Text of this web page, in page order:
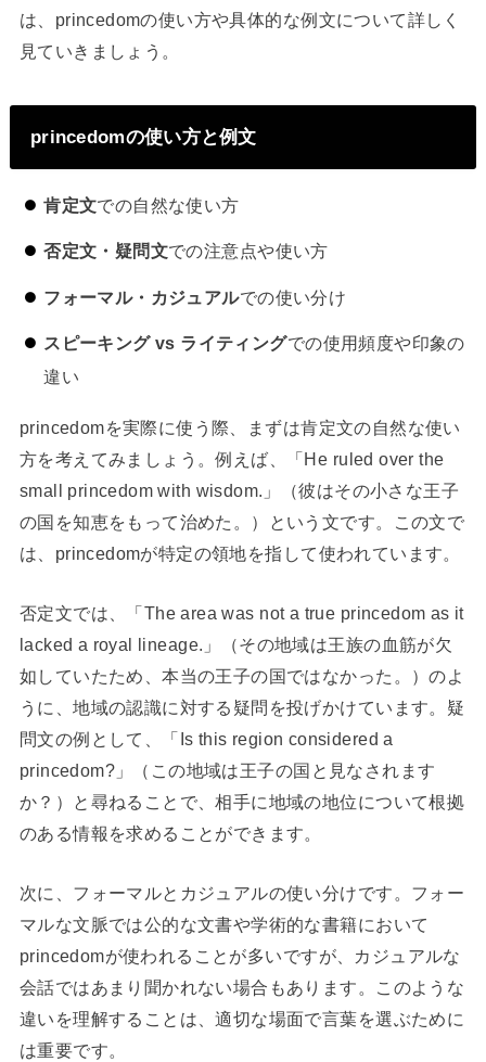
は、princedomの使い方や具体的な例文について詳しく
見ていきましょう。
princedomの使い方と例文
肯定文での自然な使い方
否定文・疑問文での注意点や使い方
フォーマル・カジュアルでの使い分け
スピーキング vs ライティングでの使用頻度や印象の
違い
princedomを実際に使う際、まずは肯定文の自然な使い
方を考えてみましょう。例えば、「He ruled over the
small princedom with wisdom.」（彼はその小さな王子
の国を知恵をもって治めた。）という文です。この文で
は、princedomが特定の領地を指して使われています。
否定文では、「The area was not a true princedom as it
lacked a royal lineage.」（その地域は王族の血筋が欠
如していたため、本当の王子の国ではなかった。）のよ
うに、地域の認識に対する疑問を投げかけています。疑
問文の例として、「Is this region considered a
princedom?」（この地域は王子の国と見なされます
か？）と尋ねることで、相手に地域の地位について根拠
のある情報を求めることができます。
次に、フォーマルとカジュアルの使い分けです。フォー
マルな文脈では公的な文書や学術的な書籍において
princedomが使われることが多いですが、カジュアルな
会話ではあまり聞かれない場合もあります。このような
違いを理解することは、適切な場面で言葉を選ぶために
は重要です。